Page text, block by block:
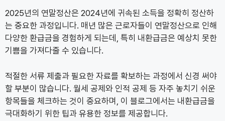
2025년의 연말정산은 2024년에 귀속된 소득을 정확히 정산하
는 중요한 과정입니다. 매년 많은 근로자들이 연말정산으로 인해
다양한 환급금을 경험하게 되는데, 특히 내환급금은 예상치 못한
기쁨을 가져다줄 수 있습니다.
적절한 서류 제출과 필요한 자료를 확보하는 과정에서 신경 써야
할 부분이 많습니다. 월세 공제와 인적 공제 등 자주 놓치기 쉬운
항목들을 체크하는 것이 중요하며, 이 블로그에서는 내환급금을
극대화하기 위한 팁과 유용한 정보를 제공합니다.